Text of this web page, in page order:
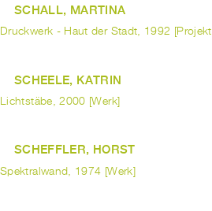
SCHALL, MARTINA
Druckwerk - Haut der Stadt, 1992 [Projekt]
SCHEELE, KATRIN
Lichtstäbe, 2000 [Werk]
SCHEFFLER, HORST
Spektralwand, 1974 [Werk]